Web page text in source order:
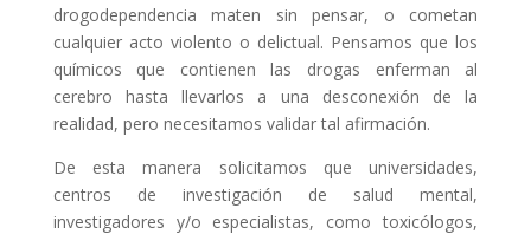
drogodependencia maten sin pensar, o cometan
cualquier acto violento o delictual. Pensamos que los
químicos que contienen las drogas enferman al
cerebro hasta llevarlos a una desconexión de la
realidad, pero necesitamos validar tal afirmación.
De esta manera solicitamos que universidades,
centros de investigación de salud mental,
investigadores y/o especialistas, como toxicólogos,